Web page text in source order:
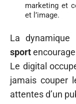
marketing et
et l’image.
La
sport
Le digital
jamais couper
attentes d’un